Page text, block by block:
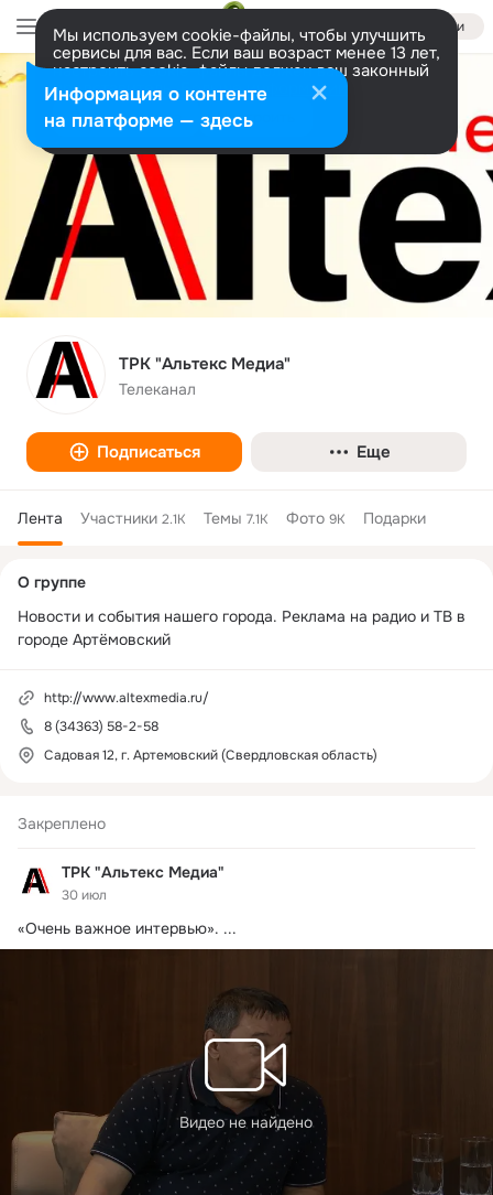
Войти
Мы используем cookie-файлы, чтобы улучшить
сервисы для вас. Если ваш возраст менее 13 лет,
настроить cookie-файлы должен ваш законный
представитель. Больше информации
Разрешить все Настроить
ТРК "Альтекс Медиа"
Телеканал
Подписаться Еще
Лента Участники 2.1K Темы 7.1K Фото 9K Подарки
Закреплено
ТРК "Альтекс Медиа"
30 июл
«Очень важное интервью». ...
Видео не найдено
колонка
О группе
Новости и события нашего города. Реклама на радио и ТВ в
городе Артёмовский
http://www.altexmedia.ru/
8 (34363) 58-2-58
Садовая 12, г. Артемовский (Свердловская область)
Информация о контенте
на платформе — здесь